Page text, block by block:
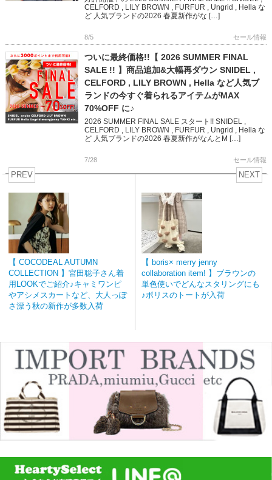
CELFORD , LILY BROWN , FURFUR , Ungrid , Hella な
ど 人気ブランドの2026 春夏新作がな […]
8/5 セール情報
ついに最終価格!!【 2026 SUMMER FINAL
SALE !! 】商品追加&大幅再ダウン SNIDEL ,
CELFORD , LILY BROWN , Hella など人気ブ
ランドの今すぐ着られるアイテムがMAX
70%OFF に♪
2026 SUMMER FINAL SALE スタート!! SNIDEL ,
CELFORD , LILY BROWN , FURFUR , Ungrid , Hella な
ど 人気ブランドの2026 春夏新作がなんとM […]
7/28 セール情報
PREV
【 COCODEAL AUTUMN
COLLECTION 】宮田聡子さん着
用LOOKでご紹介♪キャミワンピ
やアシメスカートなど、大人っぽ
さ漂う秋の新作が多数入荷
NEXT
【 boris× merry jenny
collaboration item! 】ブラウンの
単色使いでどんなスタリングにも
♪ボリスのトートが入荷